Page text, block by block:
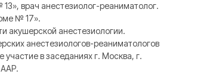
врач анестезиолог-реаниматолог.
№ 17».
акушерской анестезиологии.
анестезиологов-реаниматологов
в заседаниях г. Москва, г.